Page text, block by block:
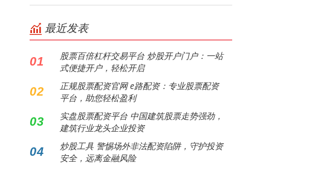
最近发表
01
股票百倍杠杆交易平台 炒股开户门户：一站
式便捷开户，轻松开启
02
正规股票配资官网 e路配资：专业股票配资
平台，助您轻松盈利
03
实盘股票配资平台 中国建筑股票走势强劲，
建筑行业龙头企业投资
04
炒股工具 警惕场外非法配资陷阱，守护投资
安全，远离金融风险